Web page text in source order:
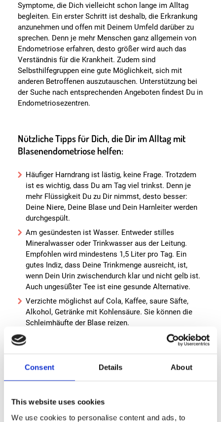
Consent Details About
This website uses cookies
We use cookies to personalise content and ads, to
Symptome, die Dich vielleicht schon lange im Alltag
begleiten. Ein erster Schritt ist deshalb, die Erkrankung
anzunehmen und offen mit Deinem Umfeld darüber zu
sprechen. Denn je mehr Menschen ganz allgemein von
Endometriose erfahren, desto größer wird auch das
Verständnis für die Krankheit. Zudem sind
Selbsthilfegruppen eine gute Möglichkeit, sich mit
anderen Betroffenen auszutauschen. Unterstützung bei
der Suche nach entsprechenden Angeboten findest Du in
Endometriosezentren.
Nützliche Tipps für Dich, die Dir im Alltag mit
Blasenendometriose helfen:
Häufiger Harndrang ist lästig, keine Frage. Trotzdem
ist es wichtig, dass Du am Tag viel trinkst. Denn je
mehr Flüssigkeit Du zu Dir nimmst, desto besser:
Deine Niere, Deine Blase und Dein Harnleiter werden
durchgespült.
Am gesündesten ist Wasser. Entweder stilles
Mineralwasser oder Trinkwasser aus der Leitung.
Empfohlen wird mindestens 1,5 Liter pro Tag. Ein
gutes Indiz, dass Deine Trinkmenge ausreicht, ist,
wenn Dein Urin zwischendurch klar und nicht gelb ist.
Auch ungesüßter Tee ist eine gesunde Alternative.
Verzichte möglichst auf Cola, Kaffee, saure Säfte,
Alkohol, Getränke mit Kohlensäure. Sie können die
Schleimhäufte der Blase reizen.
Helfen kann Dir im Alltag, wenn Du Deine Ernährung
umstellst. Der Verzicht auf Gluten sowie eine zucker-
Gemüse soll häufig bereits Besserung bringen.
so tun, als würdest Du Dir die Schuhe neu binden. Das
Beugen nach vorn bewirkt eine Verlagerung und